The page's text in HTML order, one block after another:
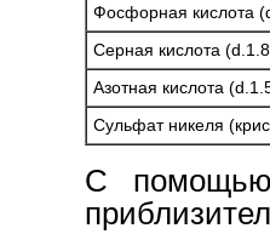
Фосфорная кислота
Серная кислота
Азотная кислота
Сульфат никеля
С помощью